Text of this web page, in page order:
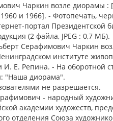
Чаркин возле диорамы :
и 1966]. - Фотопечать,
портал Президентской
(2 файла, JPEG : 0,7 МБ).
Серафимович Чаркин
институте
И. Е. Репина. - На оборотной
"Наша диорама".
не разрешается.
- народный
академии художеств,
отделения Союза